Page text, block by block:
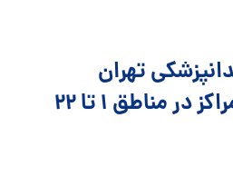
تهران
کجاست؟ برترین مراکز در مناطق ۱ تا ۲۲